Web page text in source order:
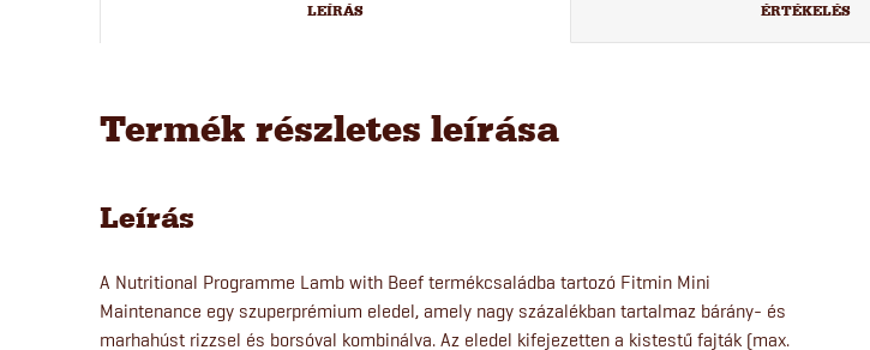
LEÍRÁS ÉRTÉKELÉS
Termék részletes leírása
Leírás
A Nutritional Programme Lamb with Beef termékcsaládba tartozó Fitmin Mini
Maintenance egy szuperprémium eledel, amely nagy százalékban tartalmaz bárány- és
marhahúst rizzsel és borsóval kombinálva. Az eledel kifejezetten a kistestű fajták (max.